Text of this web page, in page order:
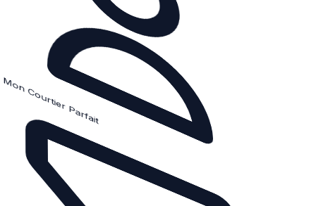
Mon Courtier Parfait